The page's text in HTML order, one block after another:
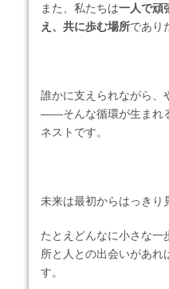
また、私たちは一人で頑
え、共に歩む場所であり
誰かに支えられながら、
——そんな循環が生まれ
ネストです。
未来は最初からはっきり
たとえどんなに小さな一
所と人との出会いがあれ
す。